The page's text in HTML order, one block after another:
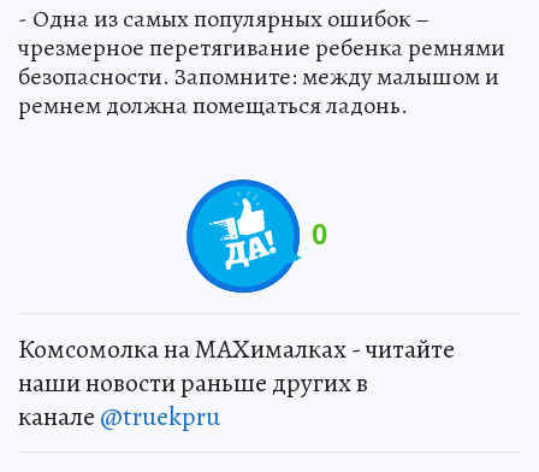
- Одна из самых популярных ошибок –
чрезмерное перетягивание ребенка ремнями
безопасности. Запомните: между малышом и
ремнем должна помещаться ладонь.
0
Комсомолка на MAXималках - читайте
наши новости раньше других в
канале @truekpru